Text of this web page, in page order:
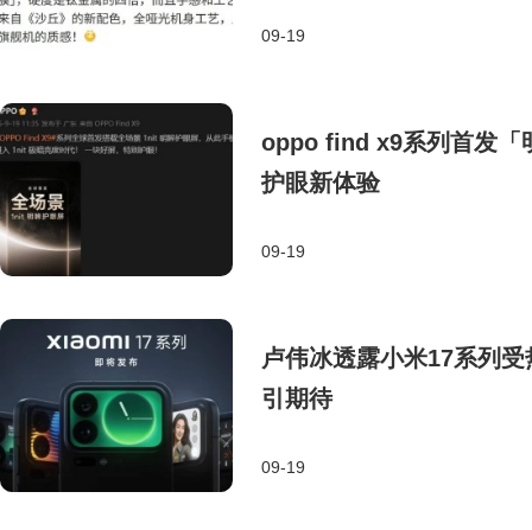
09-19
oppo find x9系列首发「
护眼新体验
09-19
卢伟冰透露小米17系列
引期待
09-19